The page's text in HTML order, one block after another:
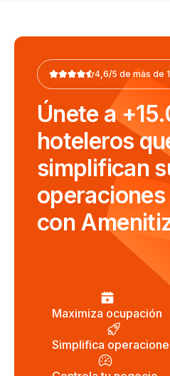
4,6/5 de más de
Únete a
hoteleros
simplifican
con
Maximiza ocupación
Simplifica